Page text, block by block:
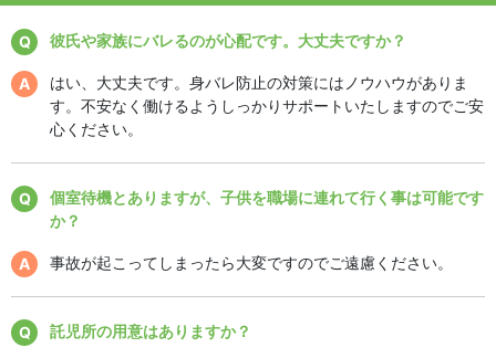
彼氏や家族にバレるのが心配です。大丈夫ですか？
はい、大丈夫です。身バレ防止の対策にはノウハウがありま
す。不安なく働けるようしっかりサポートいたしますのでご安
心ください。
個室待機とありますが、子供を職場に連れて行く事は可能です
か？
事故が起こってしまったら大変ですのでご遠慮ください。
託児所の用意はありますか？